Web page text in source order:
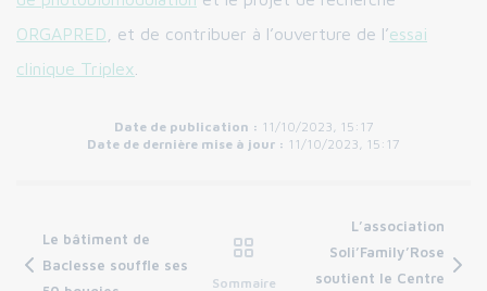
ORGAPRED , et de contribuer à l’ouverture de l’essai
clinique Triplex
Date de publication : 11/10/2023, 15:17
Date de dernière mise à jour : 11/10/2023, 15:17
Le bâtiment de
Baclesse souffle ses
Sommaire
L’association
Soli’Family’Rose
soutient le Centre